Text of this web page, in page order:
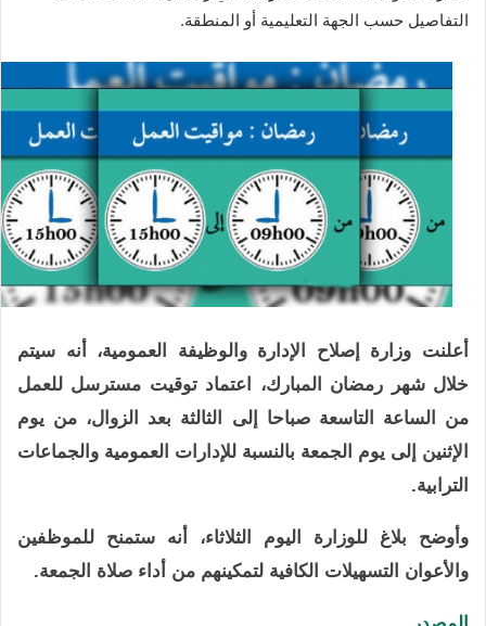
التفاصيل حسب الجهة التعليمية أو المنطقة.
أعلنت وزارة إصلاح الإدارة والوظيفة العمومية، أنه سيتم
خلال شهر رمضان المبارك، اعتماد توقيت مسترسل للعمل
من الساعة التاسعة صباحا إلى الثالثة بعد الزوال، من يوم
الإثنين إلى يوم الجمعة بالنسبة للإدارات العمومية والجماعات
الترابية.
وأوضح بلاغ للوزارة اليوم الثلاثاء، أنه ستمنح للموظفين
والأعوان التسهيلات الكافية لتمكينهم من أداء صلاة الجمعة.